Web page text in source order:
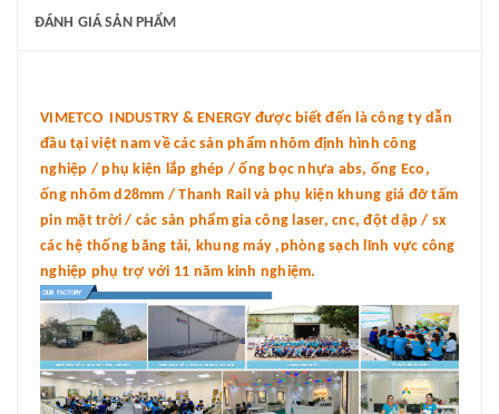
ĐÁNH GIÁ SẢN PHẨM
VIMETCO INDUSTRY & ENERGY được biết đến là công ty dẫn
đầu tại việt nam về các sản phẩm nhôm định hình công
nghiệp / phụ kiện lắp ghép / ống bọc nhựa abs, ống Eco,
ống nhôm d28mm / Thanh Rail và phụ kiện khung giá đỡ tấm
pin mặt trời / các sản phẩm gia công laser, cnc, đột dập / sx
các hệ thống băng tải, khung máy ,phòng sạch lĩnh vực công
nghiệp phụ trợ với 11 năm kinh nghiệm.